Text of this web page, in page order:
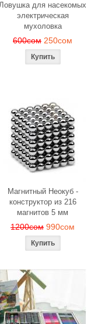
для насекомых
электрическая
мухоловка
600сом 250сом
Магнитный Неокуб -
конструктор из 216
магнитов 5 мм
1200сом 990сом